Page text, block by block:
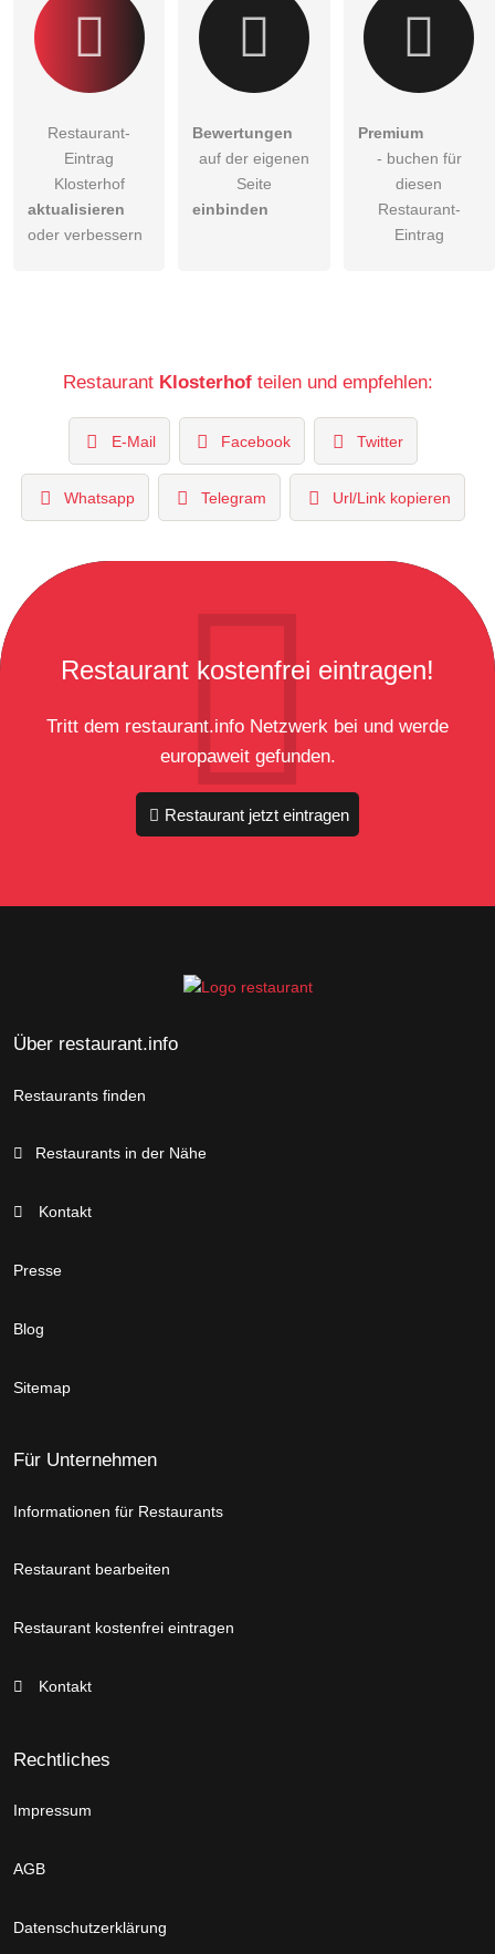
Restaurant-
Eintrag
Klosterhof
aktualisieren
oder verbessern
Bewertungen
auf der eigenen
Seite
einbinden
Premium
- buchen für
diesen
Restaurant-
Eintrag
Restaurant Klosterhofteilen und empfehlen:
E-Mail Facebook Twitter
Whatsapp Telegram Url/Link kopieren
Restaurant kostenfrei eintragen!
Tritt dem restaurant.info Netzwerk bei und werde
europaweit gefunden.
Restaurant jetzt eintragen
Über restaurant.info
Restaurants finden
Restaurants in der Nähe
Kontakt
Presse
Blog
Sitemap
Für Unternehmen
Informationen für Restaurants
Restaurant bearbeiten
Restaurant kostenfrei eintragen
Kontakt
Rechtliches
Impressum
AGB
Datenschutzerklärung